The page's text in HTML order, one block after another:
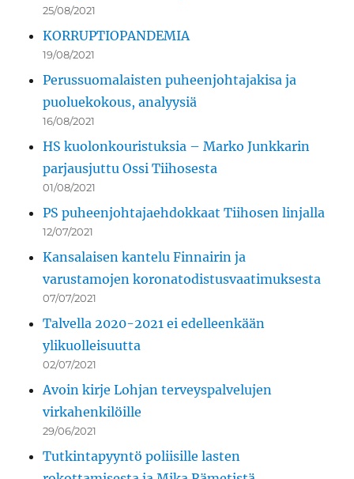
25/08/2021
KORRUPTIOPANDEMIA
19/08/2021
Perussuomalaisten puheenjohtajakisa ja
puoluekokous, analyysiä
16/08/2021
HS kuolonkouristuksia – Marko Junkkarin
parjausjuttu Ossi Tiihosesta
01/08/2021
PS puheenjohtajaehdokkaat Tiihosen linjalla
12/07/2021
Kansalaisen kantelu Finnairin ja
varustamojen koronatodistusvaatimuksesta
07/07/2021
Talvella 2020-2021 ei edelleenkään
ylikuolleisuutta
02/07/2021
Avoin kirje Lohjan terveyspalvelujen
virkahenkilöille
29/06/2021
Tutkintapyyntö poliisille lasten